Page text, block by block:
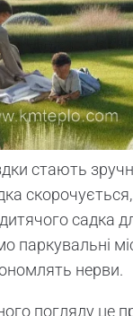
стають
дитячого садка
паркувальні
нерви.
погляду це